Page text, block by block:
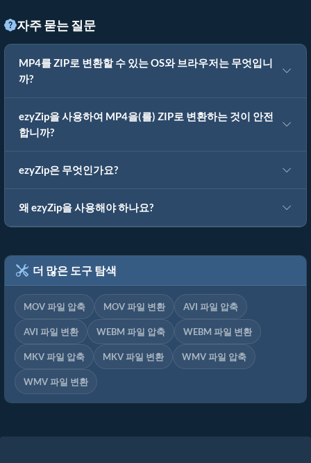
자주 묻는 질문
MP4를 ZIP로 변환할 수 있는 OS와 브라우저는 무엇입니
까?
ezyZip을 사용하여 MP4을(를) ZIP로 변환하는 것이 안전
합니까?
ezyZip은 무엇인가요?
왜 ezyZip을 사용해야 하나요?
더 많은 도구 탐색
MOV 파일 압축 MOV 파일 변환 AVI 파일 압축
AVI 파일 변환 WEBM 파일 압축 WEBM 파일 변환
MKV 파일 압축 MKV 파일 변환 WMV 파일 압축
WMV 파일 변환